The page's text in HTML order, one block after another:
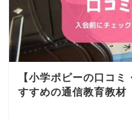
【小学ポピーの口コ
すすめの通信教育教材